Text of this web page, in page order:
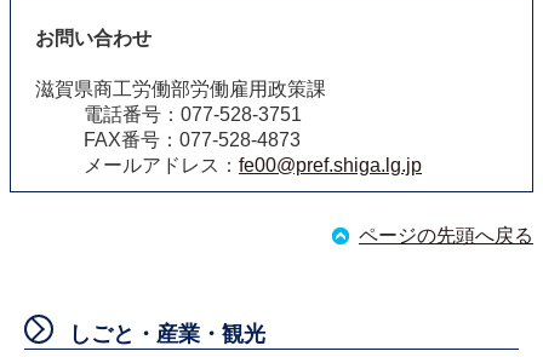
お問い合わせ
滋賀県商工労働部労働雇用政策課
電話番号：077-528-3751
FAX番号：077-528-4873
メールアドレス： fe00@pref.shiga.lg.jp
ページの先頭へ戻る
しごと・産業・観光